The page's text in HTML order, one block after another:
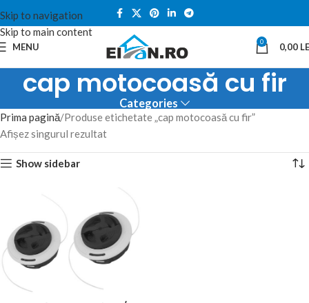
Skip to navigation
Skip to main content
MENU 0 0,00
cap motocoasă cu fir
Categories
Prima pagină Produse etichetate „cap motocoasă cu fir”
Afișez singurul rezultat
Show sidebar